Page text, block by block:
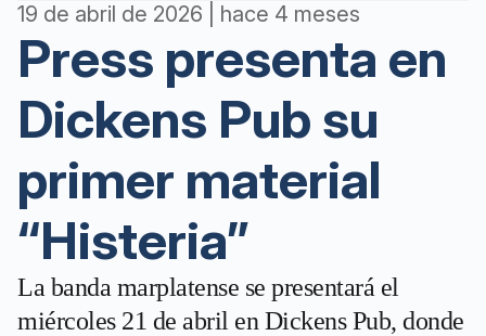
19 de abril de 2026 | hace 4 meses
Press presenta en
Dickens Pub su
primer material
“Histeria”
La banda marplatense se presentará el
miércoles 21 de abril en Dickens Pub, donde